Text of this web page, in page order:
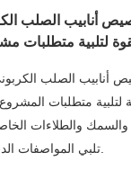
أنابيب الصلب
لتلبية متطلبات
أنابيب الصلب
لتلبية متطلبات
والسمك والطلاءات